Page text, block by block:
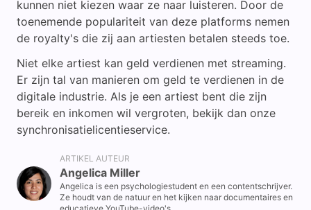
kunnen niet kiezen waar ze naar luisteren. Door de
toenemende populariteit van deze platforms nemen
de royalty's die zij aan artiesten betalen steeds toe.
Niet elke artiest kan geld verdienen met streaming.
Er zijn tal van manieren om geld te verdienen in de
digitale industrie. Als je een artiest bent die zijn
bereik en inkomen wil vergroten, bekijk dan onze
synchronisatielicentieservice.
ARTIKEL AUTEUR
Angelica Miller
Angelica is een psychologiestudent en een contentschrijver.
Ze houdt van de natuur en het kijken naar documentaires en